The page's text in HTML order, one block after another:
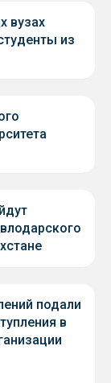
вузах
из
подали
в